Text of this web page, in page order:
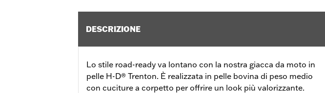
DESCRIZIONE
Lo stile road-ready va lontano con la nostra giacca da moto in
pelle H-D® Trenton. È realizzata in pelle bovina di peso medio
con cuciture a corpetto per offrire un look più valorizzante.